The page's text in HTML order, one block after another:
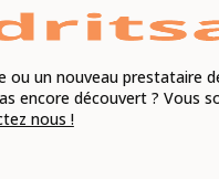
ou un nouveau prestataire
encore découvert ? Vous
nous !